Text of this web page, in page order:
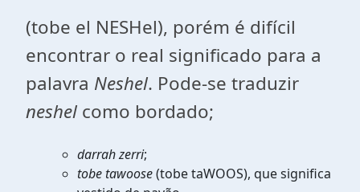
(tobe el NESHel), porém é difícil
encontrar o real significado para a
palavra Neshel. Pode-se traduzir
neshel como bordado;
darrah zerri;
tobe tawoose(tobe taWOOS), que significa